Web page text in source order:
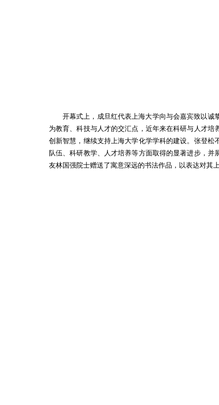
开幕式上，成旦红代表上海大学向与会嘉宾致以
为教育、科技与人才的交汇点，近年来在科研与人才
创新智慧，继续支持上海大学化学学科的建设。张登
队伍、科研教学、人才培养等方面取得的显著进步，
友林国强院士赠送了寓意深远的书法作品，以表达对其